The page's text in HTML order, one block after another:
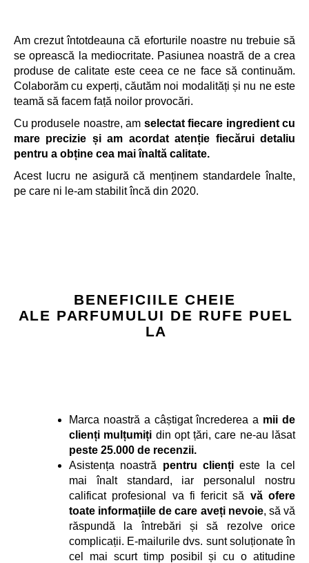
Am crezut întotdeauna că eforturile noastre nu trebuie să
se oprească la mediocritate. Pasiunea noastră de a crea
produse de calitate este ceea ce ne face să continuăm.
Colaborăm cu experți, căutăm noi modalități și nu ne este
teamă să facem față noilor provocări.
Cu produsele noastre, am selectat fiecare ingredient cu
mare precizie și am acordat atenție fiecărui detaliu
pentru a obține cea mai înaltă calitate.
Acest lucru ne asigură că menținem standardele înalte,
pe care ni le-am stabilit încă din 2020.
B E N E F I C I I L E C H E I E
A L E P A R F U M U L U I D E R U F E P U E L
L A
Marca noastră a câștigat încrederea a mii de
clienți mulțumiți din opt țări, care ne-au lăsat
peste 25.000 de recenzii.
Asistența noastră pentru clienți este la cel
mai înalt standard, iar personalul nostru
calificat profesional va fi fericit să vă ofere
toate informațiile de care aveți nevoie, să vă
răspundă la întrebări și să rezolve orice
complicații. E-mailurile dvs. sunt soluționate în
cel mai scurt timp posibil și cu o atitudine